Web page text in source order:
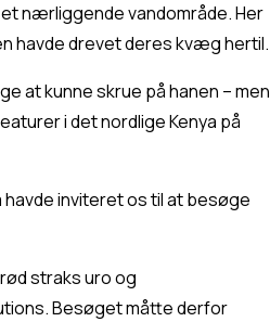
nærliggende vandområde. Her
havde drevet deres kvæg hertil.
at kunne skrue på hanen – men
i det nordlige Kenya på
inviteret os til at besøge
straks uro og
Besøget måtte derfor